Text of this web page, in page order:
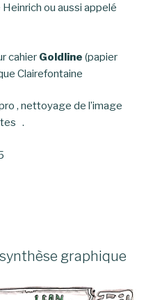
ou aussi appelé
cahier Goldline (papier
Clairefontaine
, nettoyage de l’image
.
graphique